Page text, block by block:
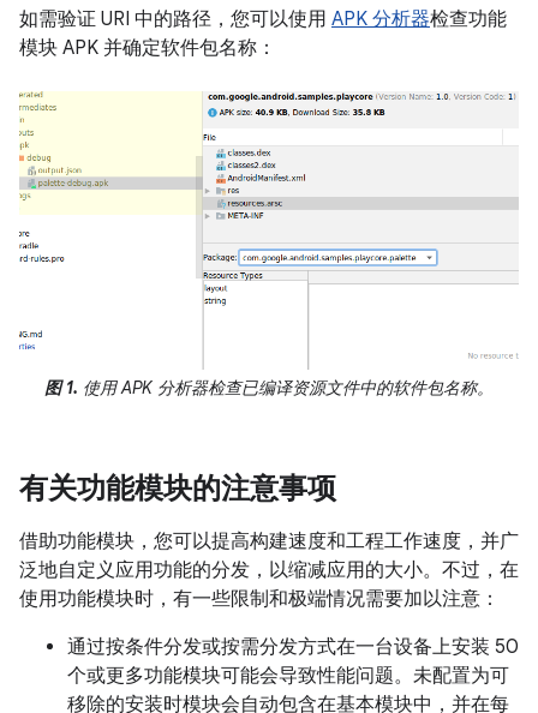
如需验证 URI 中的路径，您可以使用 APK 分析器检查功能
模块 APK 并确定软件包名称：
图 1. 使用 APK 分析器检查已编译资源文件中的软件包名称。
有关功能模块的注意事项
借助功能模块，您可以提高构建速度和工程工作速度，并广
泛地自定义应用功能的分发，以缩减应用的大小。不过，在
使用功能模块时，有一些限制和极端情况需要加以注意：
通过按条件分发或按需分发方式在一台设备上安装 50
个或更多功能模块可能会导致性能问题。未配置为可
移除的安装时模块会自动包含在基本模块中，并在每